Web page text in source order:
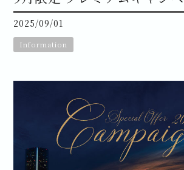
2025/09/01
Information